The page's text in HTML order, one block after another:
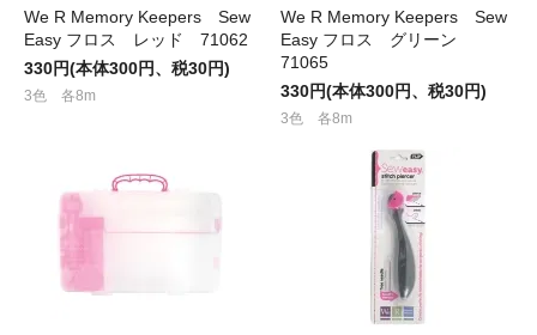
We R Memory Keepers Sew
Easy フロス レッド 71062
330円(本体300円、税30円)
3色 各8m
We R Memory Keepers Sew
Easy フロス グリーン
71065
330円(本体300円、税30円)
3色 各8m